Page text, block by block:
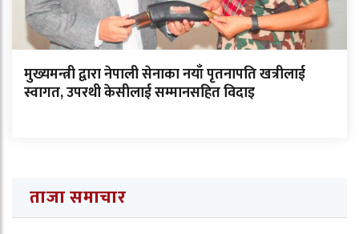
मुख्यमन्त्री द्वारा नेपाली सेनाका नयाँ पृतनापति खत्रीलाई
स्वागत, उपरथी केसीलाई सम्मानसहित विदाइ
ताजा समाचार